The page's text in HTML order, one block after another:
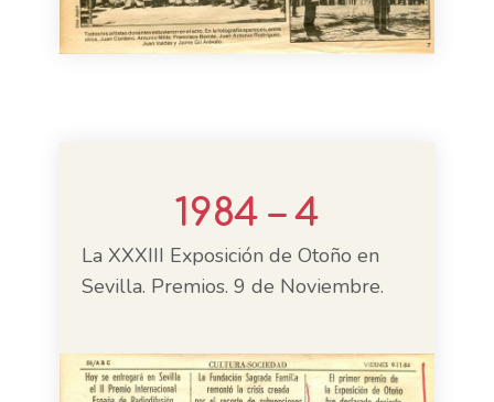
1984 – 4
La XXXIII Exposición de Otoño en
Sevilla. Premios. 9 de Noviembre.